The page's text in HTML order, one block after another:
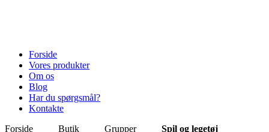
Forside
Vores produkter
Om os
Blog
Har du spørgsmål?
Kontakte
Forside
Butik Grupper Spil og legetøj